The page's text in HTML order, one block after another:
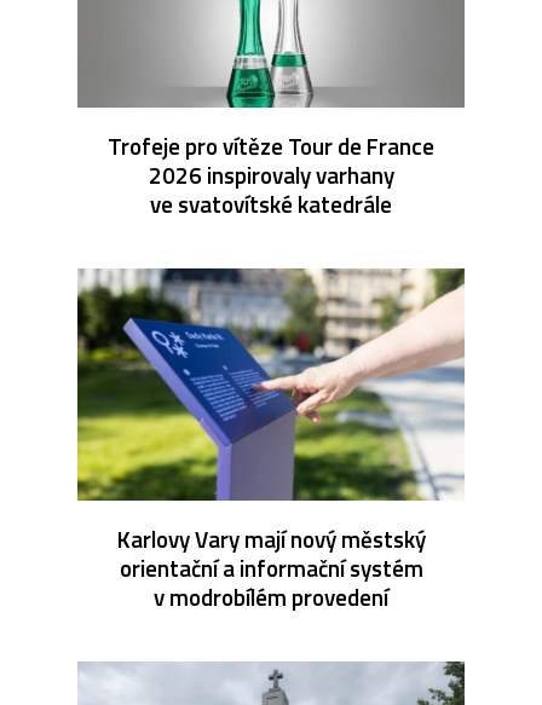
Trofeje pro vítěze Tour de France
2026 inspirovaly varhany
ve svatovítské katedrále
Karlovy Vary mají nový městský
orientační a informační systém
v modrobílém provedení